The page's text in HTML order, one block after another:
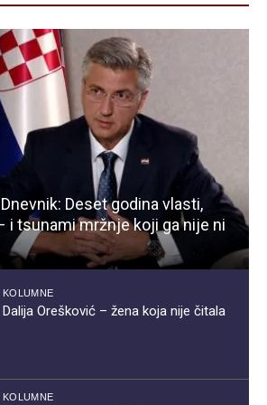
Deset godina vlasti,
i tsunami mržnje koji ga nije ni
KOLUMNE
Dalija Orešković – žena koja nije čitala
KOLUMNE